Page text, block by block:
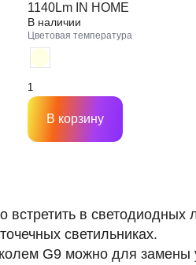
1140Lm IN HOME
В наличии
Цветовая температура
В корзину
встретить в
светильниках.
G9 можно для замены